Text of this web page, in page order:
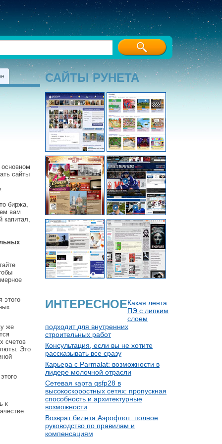
сайты
биржа,
вам
капитал,
этого
же
счетов
Это
к
САЙТЫ РУНЕТА
ИНТЕРЕСНОЕКакая лента
ПЭ с липким
слоем
подходит для внутренних
строительных работ
Консультация, если вы не хотите
рассказывать все сразу
Карьера с Parmalat: возможности в
лидере молочной отрасли
Сетевая карта qsfp28 в
высокоскоростных сетях: пропускная
способность и архитектурные
возможности
Возврат билета Аэрофлот: полное
руководство по правилам и
компенсациям